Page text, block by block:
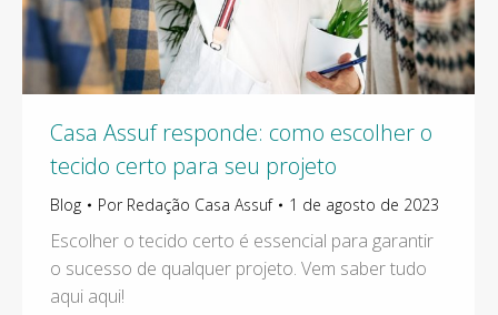
Casa Assuf responde: como escolher o
tecido certo para seu projeto
Blog Por Redação Casa Assuf 1 de agosto de 2023
Escolher o tecido certo é essencial para garantir
o sucesso de qualquer projeto. Vem saber tudo
aqui aqui!